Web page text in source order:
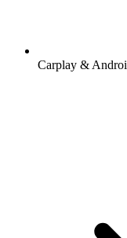
Carplay &